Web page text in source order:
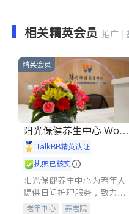
相关精英会员 推广 |
精英会员
阳光保健养生中心 World
shine
iTalkBB精英认证
执照已核实
阳光保健养生中心为老年人
提供日间护理服务，致力于
通过持续的护理创新来有效
老年中心 养老院